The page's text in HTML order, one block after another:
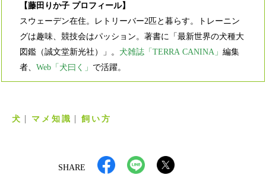
【藤田りか子 プロフィール】
スウェーデン在住。レトリーバー2匹と暮らす。トレーニン
グは趣味、競技会はパッション。著書に「最新世界の犬種大
図鑑（誠文堂新光社）」。 犬雑誌「TERRA CANINA」 編集
者、 Web「犬曰く」 で活躍。
犬 マメ知識 飼い方
SHARE